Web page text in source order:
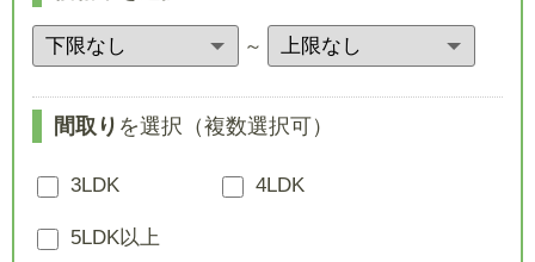
～
間取り を選択（複数選択可）
3LDK 4LDK
5LDK以上